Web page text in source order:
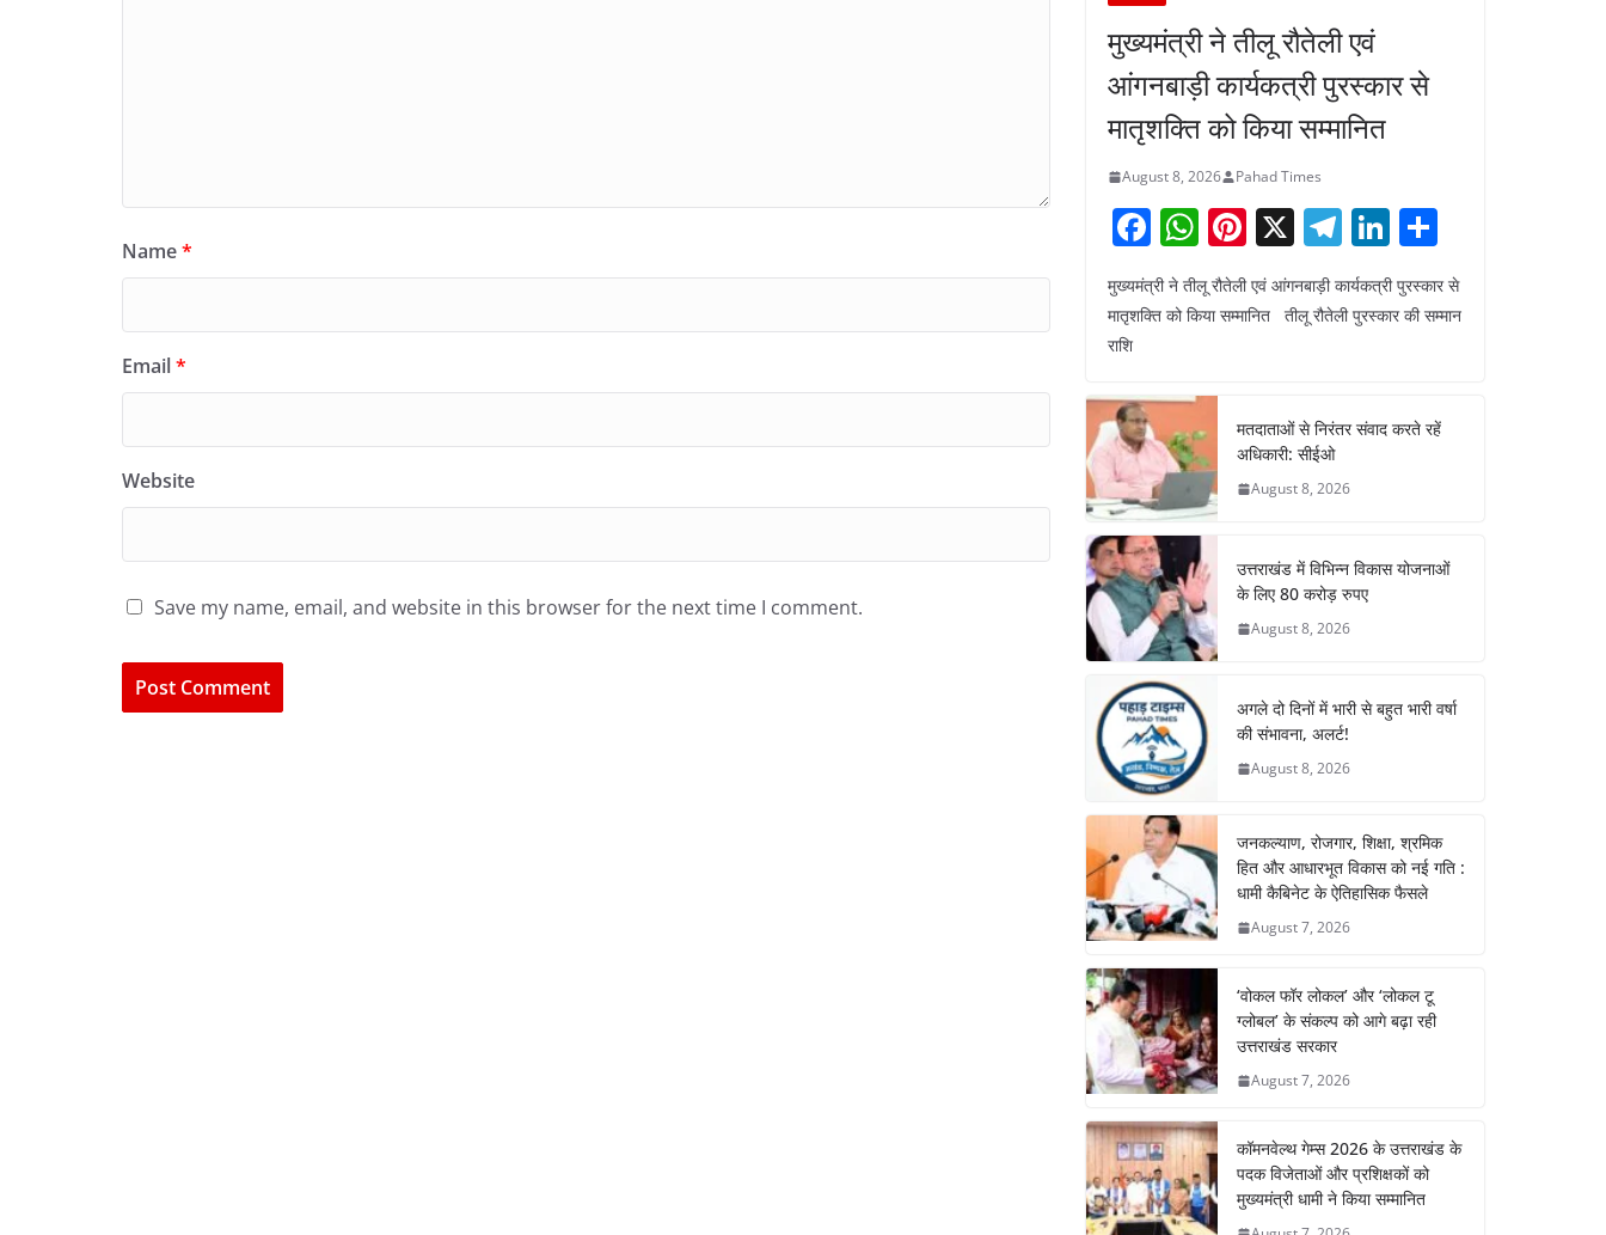
Name*
Email*
Website
Save my name, email, and website in this browser for the next time I comment.
मुख्यमंत्री ने तीलू रौतेली एवं
आंगनबाड़ी कार्यकत्री पुरस्कार से
मातृशक्ति को किया सम्मानित
August 8, 2026 Pahad Times
F
a
c
o
o
k
W
h
at
p
p
Pi
nt
er
X T
el
e
gr
m
Li
n
k
n
h
ar
मुख्यमंत्री ने तीलू रौतेली एवं आंगनबाड़ी कार्यकत्री पुरस्कार से
मातृशक्ति को किया सम्मानित तीलू रौतेली पुरस्कार की सम्मान
राशि
मतदाताओं से निरंतर संवाद करते रहें
अधिकारी: सीईओ
August 8, 2026
उत्तराखंड में विभिन्न विकास योजनाओं
के लिए 80 करोड़ रुपए
August 8, 2026
अगले दो दिनों में भारी से बहुत भारी वर्षा
की संभावना, अलर्ट!
August 8, 2026
जनकल्याण, रोजगार, शिक्षा, श्रमिक
हित और आधारभूत विकास को नई गति :
धामी कैबिनेट के ऐतिहासिक फैसले
August 7, 2026
‘वोकल फॉर लोकल’ और ‘लोकल टू
ग्लोबल’ के संकल्प को आगे बढ़ा रही
उत्तराखंड सरकार
August 7, 2026
कॉमनवेल्थ गेम्स 2026 के उत्तराखंड के
पदक विजेताओं और प्रशिक्षकों को
मुख्यमंत्री धामी ने किया सम्मानित